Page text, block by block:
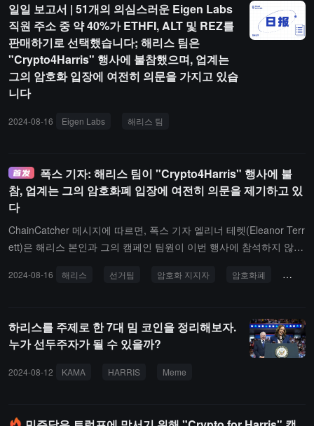
십을 맺고 DeAI의 미래를 공동으로 구축하고 있다고 밝혔습니다.
인프라 플랫폼입니다. 이 플랫폼은 분산형 애플리케
이션을 통해 안전하고 협력적인 인공지능 개발을 제
공하여 분산형 컴퓨팅 및 데이터 소유권 원칙에 기반
한 혁신적인 인공지능 생태계를 실현합니다.「DeInsi
ght 2024」 연례 정상 회의는 11월 11일 방콕 Hotel
Nikko Bangkok에서 개최됩니다. 이번 회의는 Chain
가 공동 주최하며, 11월 11일 태국 방콕에서 열립니
에 대한 통찰을 교환하는 것을 목표로 하며, 1000명
이상의 업계 엘리트가 참석할 것으로 예상됩니다.또
한, 대회에서는 RootData List2024 연례 주요 목록이
발표되며, 데이터 관점에서 산업에 영향을 미치는 인
물이나 기관을 객관적으로 선정합니다.
일일 보고서 | 51개의 의심스러운 Eigen Labs
직원 주소 중 약 40%가 ETHFI, ALT 및 REZ를
판매하기로 선택했습니다; 해리스 팀은
"Crypto4Harris" 행사에 불참했으며, 업계는
그의 암호화 입장에 여전히 의문을 가지고 있습
니다
2024-08-16 Eigen Labs 해리스 팀
폭스 기자: 해리스 팀이 "Crypto4Harris" 행사에 불
참, 업계는 그의 암호화폐 입장에 여전히 의문을 제기하고 있
다
ChainCatcher 메시지에 따르면, 폭스 기자 엘리너 테렛(Eleanor Terr
ett)은 해리스 본인과 그의 캠페인 팀원이 이번 행사에 참석하지 않았
인 디지털 자산 산업을 설득하여 그들이 해리스의 대통령 당선을 지
을 받았다. 대부분의 응답자는 해리스의 전화 회의에서의 모습에 불
만을 표하며, 그녀가 민주당 정치인과 산업 리더들이 그녀에게 받아
2024-08-16 해리스 선거팀 암호화 지지자 암호화폐 민주당
하리스를 주제로 한 7대 밈 코인을 정리해보자.
누가 선두주자가 될 수 있을까?
2024-08-12 KAMA HARRIS Meme